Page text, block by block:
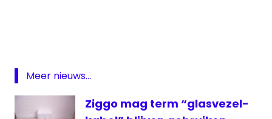
Halst
Netflix
Meer nieuws...
Ziggo mag term “glasvezel-